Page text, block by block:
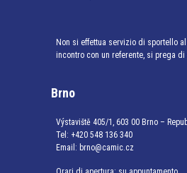
Non si effettua servizio di sportello
incontro con un referente, si prega
Brno
Výstaviště 405/1, 603 00 Brno –
Tel: +420 548 136 340
Email: brno@camic.cz